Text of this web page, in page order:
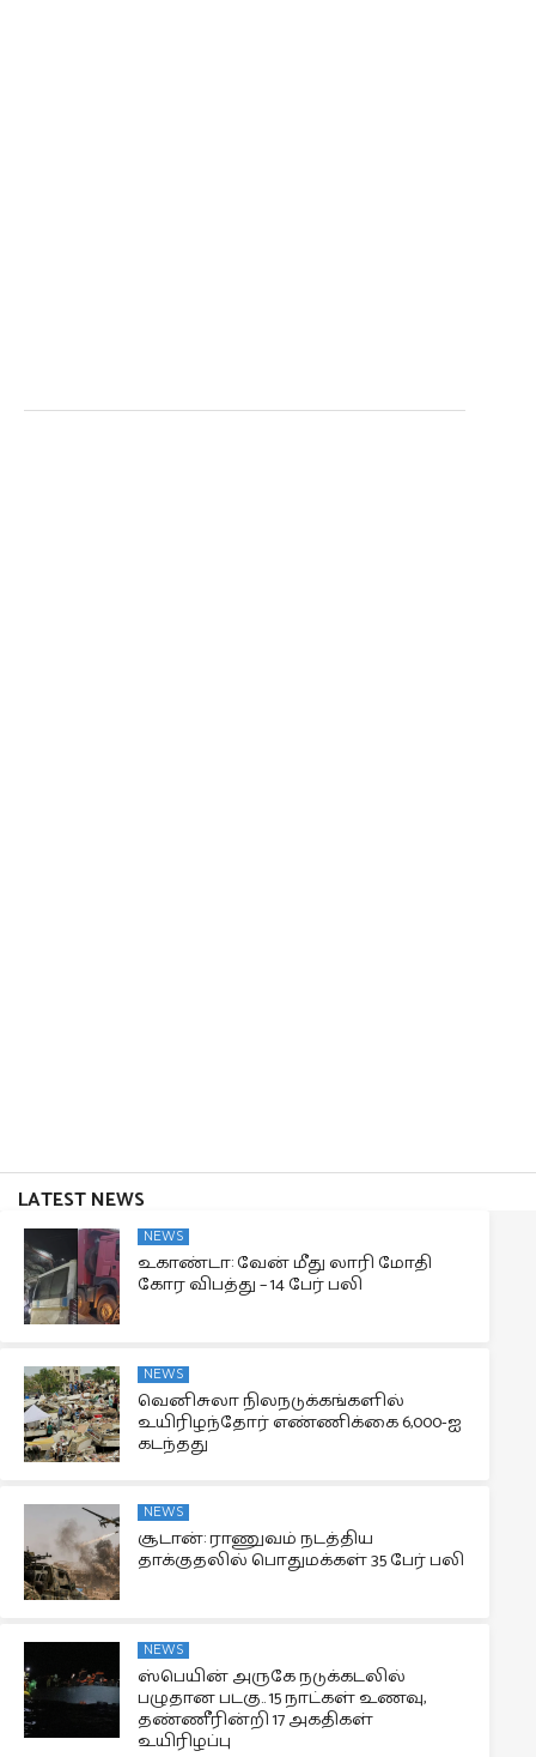
LATEST NEWS
NEWS
உகாண்டா: வேன் மீது லாரி மோதி
கோர விபத்து – 14 பேர் பலி
NEWS
வெனிசுலா நிலநடுக்கங்களில்
உயிரிழந்தோர் எண்ணிக்கை 6,000-ஐ
கடந்தது
NEWS
சூடான்: ராணுவம் நடத்திய
தாக்குதலில் பொதுமக்கள் 35 பேர் பலி
NEWS
ஸ்பெயின் அருகே நடுக்கடலில்
பழுதான படகு.. 15 நாட்கள் உணவு,
தண்ணீரின்றி 17 அகதிகள்
உயிரிழப்பு